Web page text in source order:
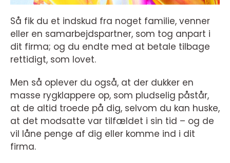
Så fik du et indskud fra noget familie, venner
eller en samarbejdspartner, som tog anpart i
dit firma; og du endte med at betale tilbage
rettidigt, som lovet.
Men så oplever du også, at der dukker en
masse rygklappere op, som pludselig påstår,
at de altid troede på dig, selvom du kan huske,
at det modsatte var tilfældet i sin tid – og de
vil låne penge af dig eller komme ind i dit
firma.